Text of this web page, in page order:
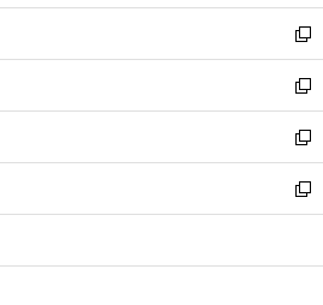
開
く
ウ
で
開
く
ン
ド
ウ
で
開
く
ウ
ィ
ン
ド
ウ
で
開
く
し
い
ウ
ィ
ン
ド
ウ
で
開
新
し
い
ウ
ィ
ン
ド
ウ
開
新
し
い
ウ
ィ
ン
ウ
新
し
い
ウ
ン
新
し
ウ